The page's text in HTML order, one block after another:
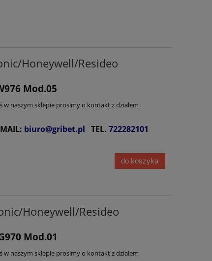
Honeywell/Resideo
Mod.05
w naszym sklepie prosimy o kontakt z działem
MAIL: biuro@gribet.pl TEL. 722282101
do koszyka
Honeywell/Resideo
Mod.01
w naszym sklepie prosimy o kontakt z działem